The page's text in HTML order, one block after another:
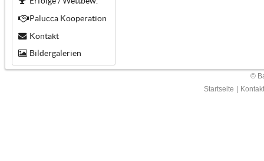
Palucca Kooperation
Kontakt
Bildergalerien
©
Startseite
Kontakt